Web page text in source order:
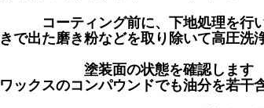
コーティング前に、下地処理を行
で出た磨き粉などを取り除いて高圧洗
塗装面の状態を確認します
ックスのコンパウンドでも油分を若干